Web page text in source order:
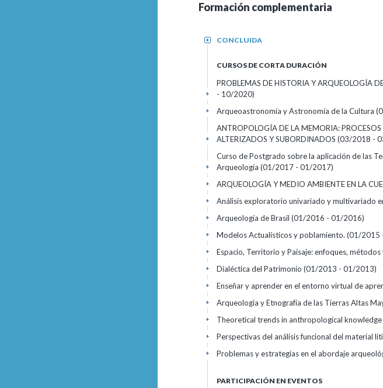
Formación complementaria
CONCLUIDA
+
CURSOS DE CORTA DURACIÓN
PROBLEMAS DE HISTORIA Y ARQUEOLOGÍA
- 10/2020)
+
Arqueoastronomía y Astronomía de la Cultura
+
ANTROPOLOGÍA DE LA MEMORIA:
ALTERIZADOS Y SUBORDINADOS (03/2018 -
+
Curso de Postgrado sobre la aplicación de las
Arqueología (01/2017 - 01/2017)
+
ARQUEOLOGÍA Y MEDIO AMBIENTE EN LA
+
Análisis exploratorio univariado y multivariado
+
Arqueología de Brasil (01/2016 - 01/2016)
+
Modelos Actualísticos y poblamiento. (01/2015
+
Espacio, Territorio y Paisaje: enfoques,
+
Dialéctica del Patrimonio (01/2013 - 01/2013)
+
Enseñar y aprender en el entorno virtual de
+
Arqueología y Etnografía de las Tierras Altas
+
Theoretical trends in anthropological knowledge
+
Perspectivas del análisis funcional del material
+
Problemas y estrategias en el abordaje
+
PARTICIPACIÓN EN EVENTOS